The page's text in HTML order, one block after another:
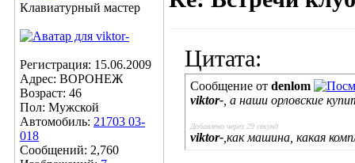
Клавиатурный мастер
Регистрация: 15.06.2009
Адрес: ВОРОНЕЖ
Возраст: 46
Пол: Мужской
Автомобиль: 21703 03-
018
Сообщений: 2,760
Цитата:
Сообщение от denlom
viktor- , а наши орловские
Добавлено через 29 секунд
viktor- ,как машина, какая